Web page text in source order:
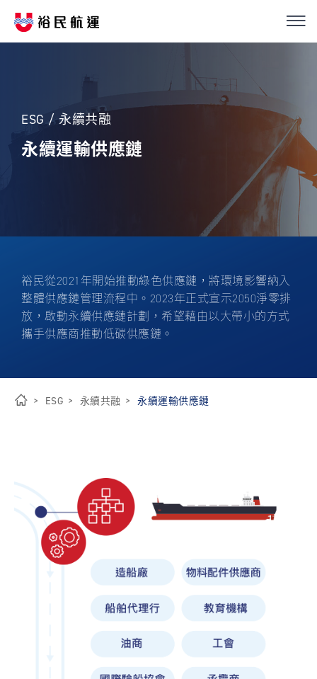
永續經營
新聞中心
ESG
ESG / 永續共融
永續運輸供應鏈
裕民從2021年開始推動綠色供應鏈，將環境影響納入
整體供應鏈管理流程中。2023年正式宣示2050淨零排
放，啟動永續供應鏈計劃，希望藉由以大帶小的方式
攜手供應商推動低碳供應鏈。
ESG 永續共融 永續運輸供應鏈